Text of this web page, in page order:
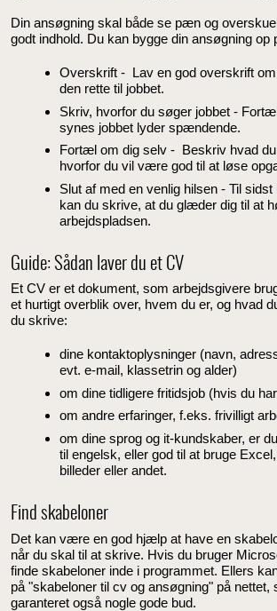
Din ansøgning skal både se pæn og
godt indhold. Du kan bygge din ansøgning op
Overskrift - Lav en god overskrift
den rette til jobbet.
Skriv, hvorfor du søger jobbet -
synes jobbet lyder spændende.
Fortæl om dig selv - Beskriv hvad du
hvorfor du vil være god til at løse
Slut af med en venlig hilsen - Til
kan du skrive, at du glæder dig til at
arbejdspladsen.
Guide: Sådan laver du et CV
Et CV er et dokument, som arbejdsgivere
et hurtigt overblik over, hvem du er, og hvad
du skrive:
dine kontaktoplysninger (navn,
evt. e-mail, klassetrin og alder)
om dine tidligere fritidsjob (hvis du
om andre erfaringer, f.eks. frivilligt
om dine sprog og it-kundskaber, er
til engelsk, eller god til at bruge
billeder eller andet.
Find skabeloner
Det kan være en god hjælp at have en
når du skal til at skrive. Hvis du bruger
finde skabeloner inde i programmet. Ellers
på "skabeloner til cv og ansøgning" på nettet,
garanteret også nogle gode bud.